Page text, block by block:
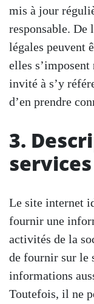
mis à jour
responsable. De
légales peuvent
elles
invité à s’y
d’en prendre
3.
Le site internet
fournir une
activités de la
de fournir sur le
informations
Toutefois, il ne